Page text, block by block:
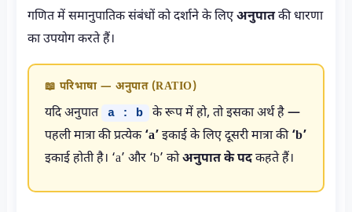
गणित में समानुपातिक संबंधों को दर्शाने के लिएअनुपातकी धारणा
का उपयोग करते हैं।
📖 परिभाषा — अनुपात (RATIO)
यदि अनुपात a : b
के रूप में हो, तो इसका अर्थ है —
पहली मात्रा की प्रत्येक‘a’ इकाई के लिए दूसरी मात्रा की‘b’
इकाई होती है। ‘a’ और ‘b’ कोअनुपात के पदकहते हैं।